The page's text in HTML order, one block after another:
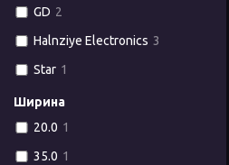
GD 2
Halnziye Electronics 3
Star 1
Ширина
20.0 1
35.0 1